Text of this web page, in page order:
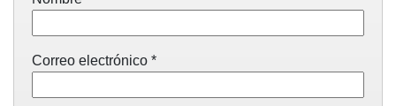
Correo electrónico *